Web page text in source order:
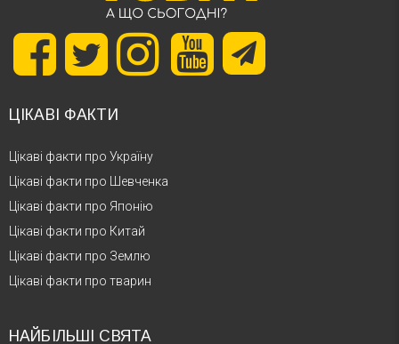
ЦІКАВІ ФАКТИ
Цікаві факти про Україну
Цікаві факти про Шевченка
Цікаві факти про Японію
Цікаві факти про Китай
Цікаві факти про Землю
Цікаві факти про тварин
НАЙБІЛЬШІ СВЯТА